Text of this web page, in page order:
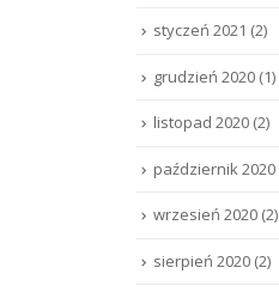
styczeń 2021 (2)
grudzień 2020 (1)
listopad 2020 (2)
październik 2020
wrzesień 2020 (2)
sierpień 2020 (2)